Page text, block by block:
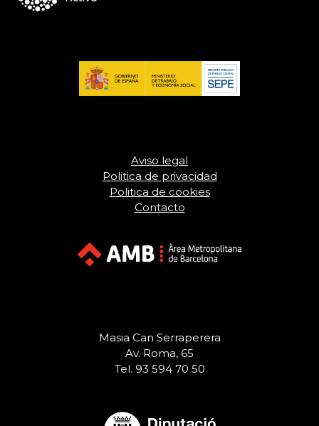
Aviso legal
Politica de privacidad
Politica de cookies
Contacto
Masia Can Serraperera
Av. Roma, 65
Tel. 93 594 70 50